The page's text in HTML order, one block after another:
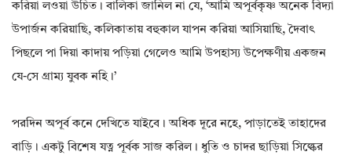
করিয়া লওয়া উচিত। বালিকা জানিল না যে, ‘আমি অপূর্বকৃষ্ণ অনেক বিদ্যা
উপার্জন করিয়াছি, কলিকাতায় বহুকাল যাপন করিয়া আসিয়াছি, দৈবাৎ
পিছলে পা দিয়া কাদায় পড়িয়া গেলেও আমি উপহাস্য উপেক্ষণীয় একজন
যে-সে গ্রাম্য যুবক নহি।’
পরদিন অপূর্ব কনে দেখিতে যাইবে। অধিক দূরে নহে, পাড়াতেই তাহাদের
বাড়ি। একটু বিশেষ যত্ন পূর্বক সাজ করিল। ধুতি ও চাদর ছাড়িয়া সিল্কের